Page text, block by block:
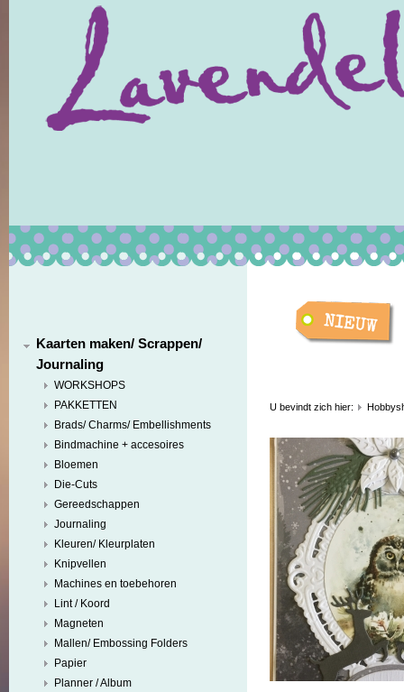
Kaarten maken/ Scrappen/
Journaling
WORKSHOPS
PAKKETTEN
Brads/ Charms/ Embellishments
Bindmachine + accesoires
Bloemen
Die-Cuts
Gereedschappen
Journaling
Kleuren/ Kleurplaten
Knipvellen
Machines en toebehoren
Lint / Koord
Magneten
Mallen/ Embossing Folders
Papier
Planner / Album
U bevindt zich hier: